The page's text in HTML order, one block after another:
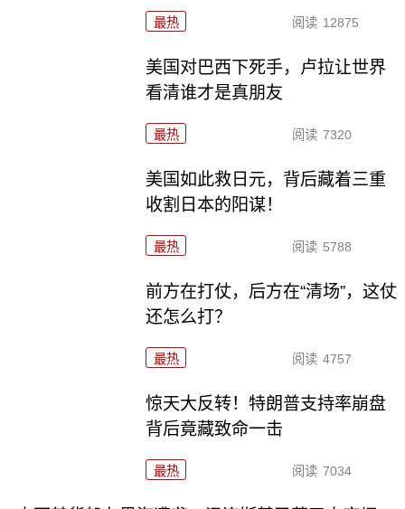
最热 阅读 12875
美国对巴西下死手，卢拉让世界
看清谁才是真朋友
最热 阅读 7320
美国如此救日元，背后藏着三重
收割日本的阳谋！
最热 阅读 5788
前方在打仗，后方在“清场”，这仗
还怎么打？
最热 阅读 4757
惊天大反转！特朗普支持率崩盘
背后竟藏致命一击
最热 阅读 7034